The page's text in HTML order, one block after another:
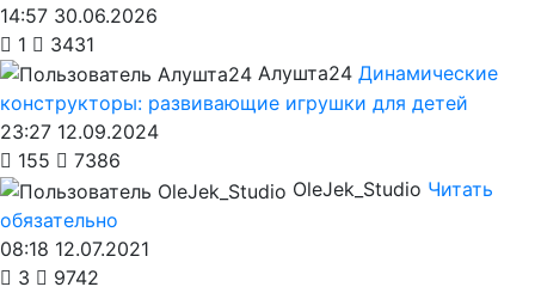
14:57 30.06.2026
1
3431
Алушта24 Динамические
конструкторы: развивающие игрушки для детей
23:27 12.09.2024
155
7386
OleJek_Studio Читать
обязательно
08:18 12.07.2021
3
9742